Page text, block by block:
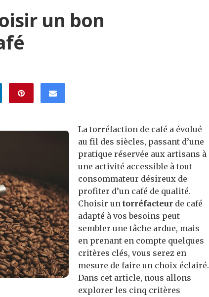
un bon
La torréfaction de café a évolué
au fil des siècles, passant d’une
pratique réservée aux artisans à
une activité accessible à tout
consommateur désireux de
profiter d’un café de qualité.
Choisir un torréfacteur de café
adapté à vos besoins peut
sembler une tâche ardue, mais
en prenant en compte quelques
critères clés, vous serez en
mesure de faire un choix éclairé.
Dans cet article, nous allons
explorer les cinq critères